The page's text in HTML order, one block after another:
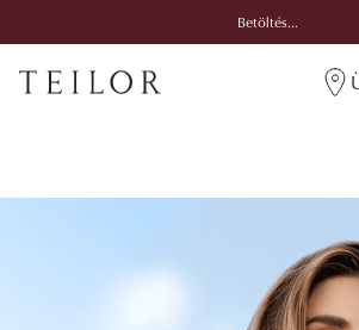
Betöltés...